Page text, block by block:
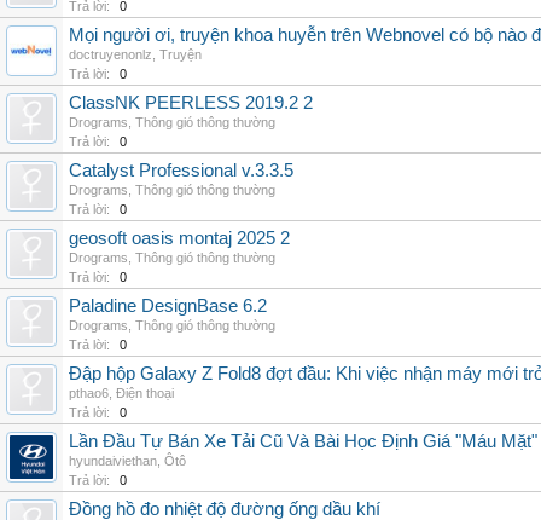
Trả lời:
0
Mọi người ơi, truyện khoa huyễn trên Webnovel có bộ nào
doctruyenonlz Truyện
Trả lời:
0
ClassNK PEERLESS 2019.2 2
Drograms Thông gió thông thường
Trả lời:
0
Catalyst Professional v.3.3.5
Drograms Thông gió thông thường
Trả lời:
0
geosoft oasis montaj 2025 2
Drograms Thông gió thông thường
Trả lời:
0
Paladine DesignBase 6.2
Drograms Thông gió thông thường
Trả lời:
0
Đập hộp Galaxy Z Fold8 đợt đầu: Khi việc nhận máy mới
pthao6 Điện thoại
Trả lời:
0
Lần Đầu Tự Bán Xe Tải Cũ Và Bài Học Định Giá "Máu
hyundaiviethan Ôtô
Trả lời:
0
Đồng hồ đo nhiệt độ đường ống dầu khí